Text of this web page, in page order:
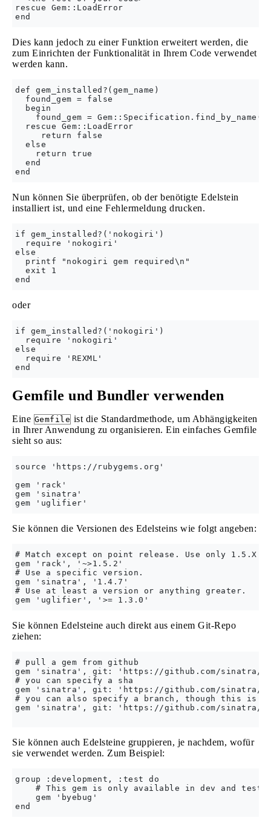
rescue Gem::LoadError
Dies kann jedoch zu einer Funktion erweitert werden, die
zum Einrichten der Funktionalität in Ihrem Code verwendet
werden kann.
def gem_installed?(gem_name)
  found_gem = false
  begin
found_gem =
  rescue Gem::LoadError
     return false
  else
    return true
  end
Nun können Sie überprüfen, ob der benötigte Edelstein
installiert ist, und eine Fehlermeldung drucken.
if gem_installed?('nokogiri')
  require 'nokogiri'
else
  printf "nokogiri gem required\n"
  exit 1
oder
if gem_installed?('nokogiri')
  require 'nokogiri'
else
  require 'REXML'
Gemfile und Bundler verwenden
Eine Gemfile ist die Standardmethode, um Abhängigkeiten
in Ihrer Anwendung zu organisieren. Ein einfaches Gemfile
sieht so aus:
source 'https://rubygems.org'
gem 'rack'
gem 'sinatra'
Sie können die Versionen des Edelsteins wie folgt angeben:
# Match except on point release. Use only 1.5.X
gem 'rack', '~>1.5.2'
# Use a specific version.
gem 'sinatra', '1.4.7'
# Use at least a version or anything greater.
Sie können Edelsteine ​​auch direkt aus einem Git-Repo
ziehen:
# pull a gem from github
gem 'sinatra', git: 'https://github.com/sinatra/
# you can specify a sha
gem 'sinatra', git: 'https://github.com/sinatra/
# you can also specify a branch, though this is
gem 'sinatra', git: 'https://github.com/sinatra/
Sie können auch Edelsteine ​​gruppieren, je nachdem, wofür
sie verwendet werden. Zum Beispiel:
group :development, :test do
# This gem is only available in dev and test,
    gem 'byebug'